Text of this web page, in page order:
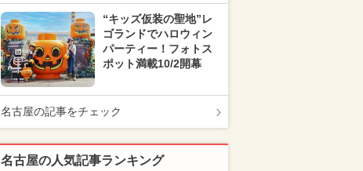
“キッズ仮装の聖地”レ
ゴランドでハロウィン
パーティー！フォトス
ポット満載10/2開幕
名古屋の記事をチェック
名古屋の人気記事ランキング